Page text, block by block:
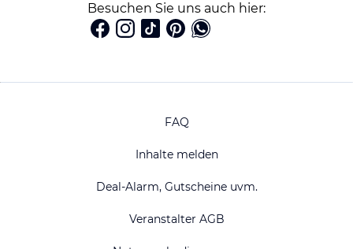
Besuchen Sie uns auch hier:
FAQ
Inhalte melden
Deal-Alarm, Gutscheine uvm.
Veranstalter AGB